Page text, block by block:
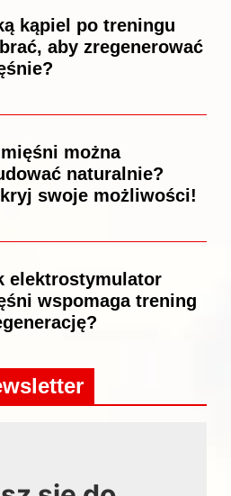
kąpiel po treningu
aby zregenerować
można
naturalnie?
swoje możliwości!
elektrostymulator
wspomaga trening